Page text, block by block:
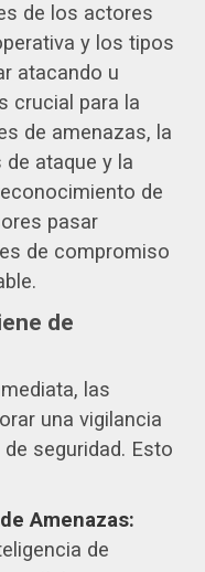
de los actores
y los tipos
atacando u
crucial para la
de amenazas, la
ataque y la
de
pasar
de compromiso
de
las
una vigilancia
seguridad. Esto
Amenazas:
de